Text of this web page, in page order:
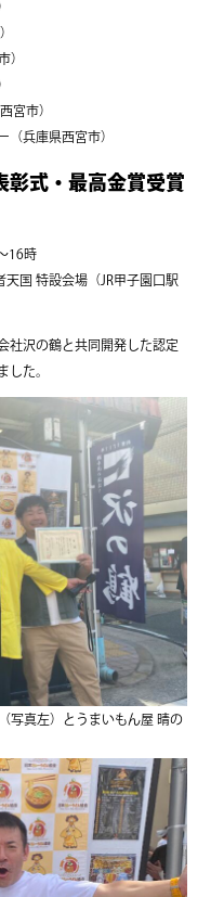
）
宮市）
（兵庫県西宮市）
式・最高金賞受賞
16時
天国 特設会場（JR甲子園口駅
社沢の鶴と共同開発した認定
した。
写真左）とうまいもん屋 晴の